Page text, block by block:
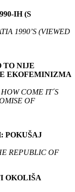
IH (S
1990’S (VIEWED
TO NIJE
EKOFEMINIZMA
COME IT´S
OF
POKUŠAJ
REPUBLIC OF
OKOLIŠA